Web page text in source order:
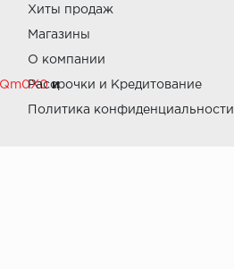
и
Хиты продаж
Магазины
О компании
Рассрочки и Кредитование
Политика конфиденциальности